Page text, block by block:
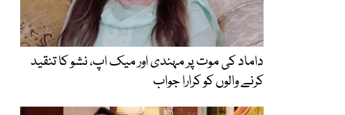
داماد کی موت پر مہندی اور میک اپ، نشو کا تنقید
کرنے والوں کو کرارا جواب